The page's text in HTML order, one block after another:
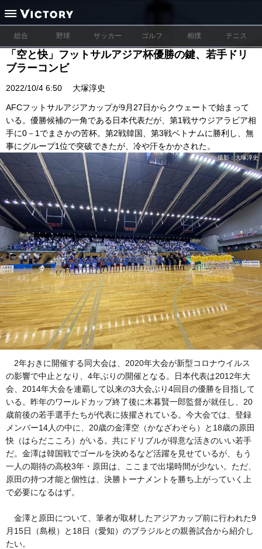
総合 野球 サッカー ゴルフ 相撲 テニス
「空と快」フットサルアジア杯優勝の鍵、若手ドリ
ブラーコンビ
2022/10/4 6:50 大塚淳史
AFCフットサルアジアカップが9月27日からクウェートで始まって
いる。優勝候補の一角である日本代表だが、第1戦サウジアラビア相
手に0－1でまさかの苦杯。第2戦韓国、第3戦ベトナムに勝利し、無
事にグループ1位で突破できたが、冷や汗をかかされた。
撮影：大塚淳史
2年おきに開催する同大会は、2020年大会が新型コロナウイルス
の影響で中止となり、4年ぶりの開催となる。日本代表は2012年大
会、2014年大会を連覇して以来の3大会ぶり4回目の優勝を目指して
いる。昨年のワールドカップ終了後に木暮賢一郎監督が就任し、20
歳前後の若手選手たちが代表に抜擢されている。今大会では、登録
メンバー14人の中に、20歳の金澤空（かなざわそら）と18歳の原田
快（はらだこころ）がいる。共にドリブルが得意な活きのいい若手
だ。金澤は韓国戦でゴールを決めるなど活躍を見せているが、もう
一人の期待の高校3年・原田は、ここまで出場時間が少ない。ただ、
原田の持つ才能と個性は、決勝トーナメントを勝ち上がっていく上
で必要になるはず。
金澤と原田について、筆者が取材したアジアカップ前に行われた9
月15日（島根）と18日（愛知）のブラジルとの親善試合から紹介し
たい。